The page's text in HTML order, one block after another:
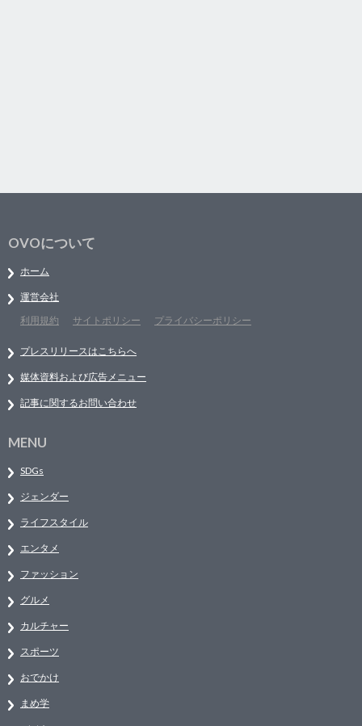
OVOについて
ホーム
運営会社
利用規約
サイトポリシー プライバシーポリシー
プレスリリースはこちらへ
媒体資料および広告メニュー
記事に関するお問い合わせ
MENU
SDGs
ジェンダー
ライフスタイル
エンタメ
ファッション
グルメ
カルチャー
スポーツ
おでかけ
まめ学